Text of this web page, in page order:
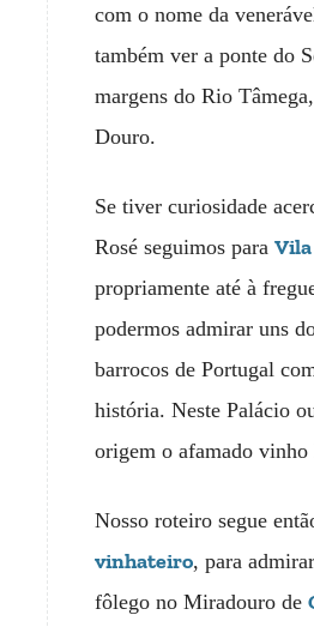
com o nome da
também ver a ponte do
margens do Rio
Douro.
Se tiver curiosidade
Rosé seguimos para Vila
propriamente até à
podermos admirar uns
barrocos de Portugal
história. Neste Palácio
origem o afamado vinho
Nosso roteiro segue
vinhateiro, para
fôlego no Miradouro de